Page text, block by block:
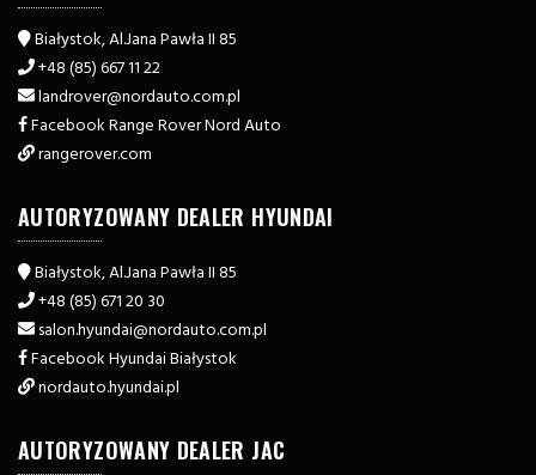
Białystok, Al.Jana Pawła II 85
+48 (85) 667 11 22
landrover​@nordauto.com.pl
Facebook Range Rover Nord Auto
rangerover.com
AUTORYZOWANY DEALER HYUNDAI
Białystok, Al.Jana Pawła II 85
+48 (85) 671 20 30
salon​.hyundai@nordauto.com.pl
Facebook Hyundai Białystok
nordauto.hyundai.pl
AUTORYZOWANY DEALER JAC